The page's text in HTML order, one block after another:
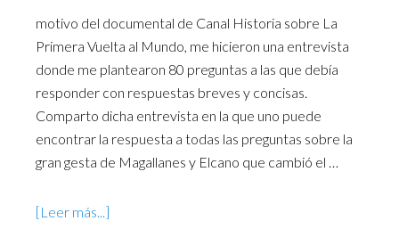
motivo del documental de Canal Historia sobre La
Primera Vuelta al Mundo, me hicieron una entrevista
donde me plantearon 80 preguntas a las que debía
responder con respuestas breves y concisas.
Comparto dicha entrevista en la que uno puede
encontrar la respuesta a todas las preguntas sobre la
gran gesta de Magallanes y Elcano que cambió el …
[Leer más...]